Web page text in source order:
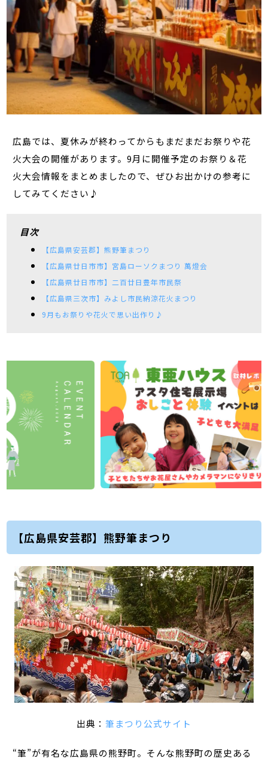
広島では、夏休みが終わってからもまだまだお祭りや花
火大会の開催があります。9月に開催予定のお祭り＆花
火大会情報をまとめましたので、ぜひお出かけの参考に
してみてください♪
目次
【広島県安芸郡】熊野筆まつり
【広島県廿日市市】宮島ローソクまつり 萬燈会
【広島県廿日市市】二百廿日豊年市民祭
【広島県三次市】みよし市民納涼花火まつり
9月もお祭りや花火で思い出作り♪
【広島県安芸郡】熊野筆まつり
出典： 筆まつり公式サイト
“筆”が有名な広島県の熊野町。そんな熊野町の歴史ある